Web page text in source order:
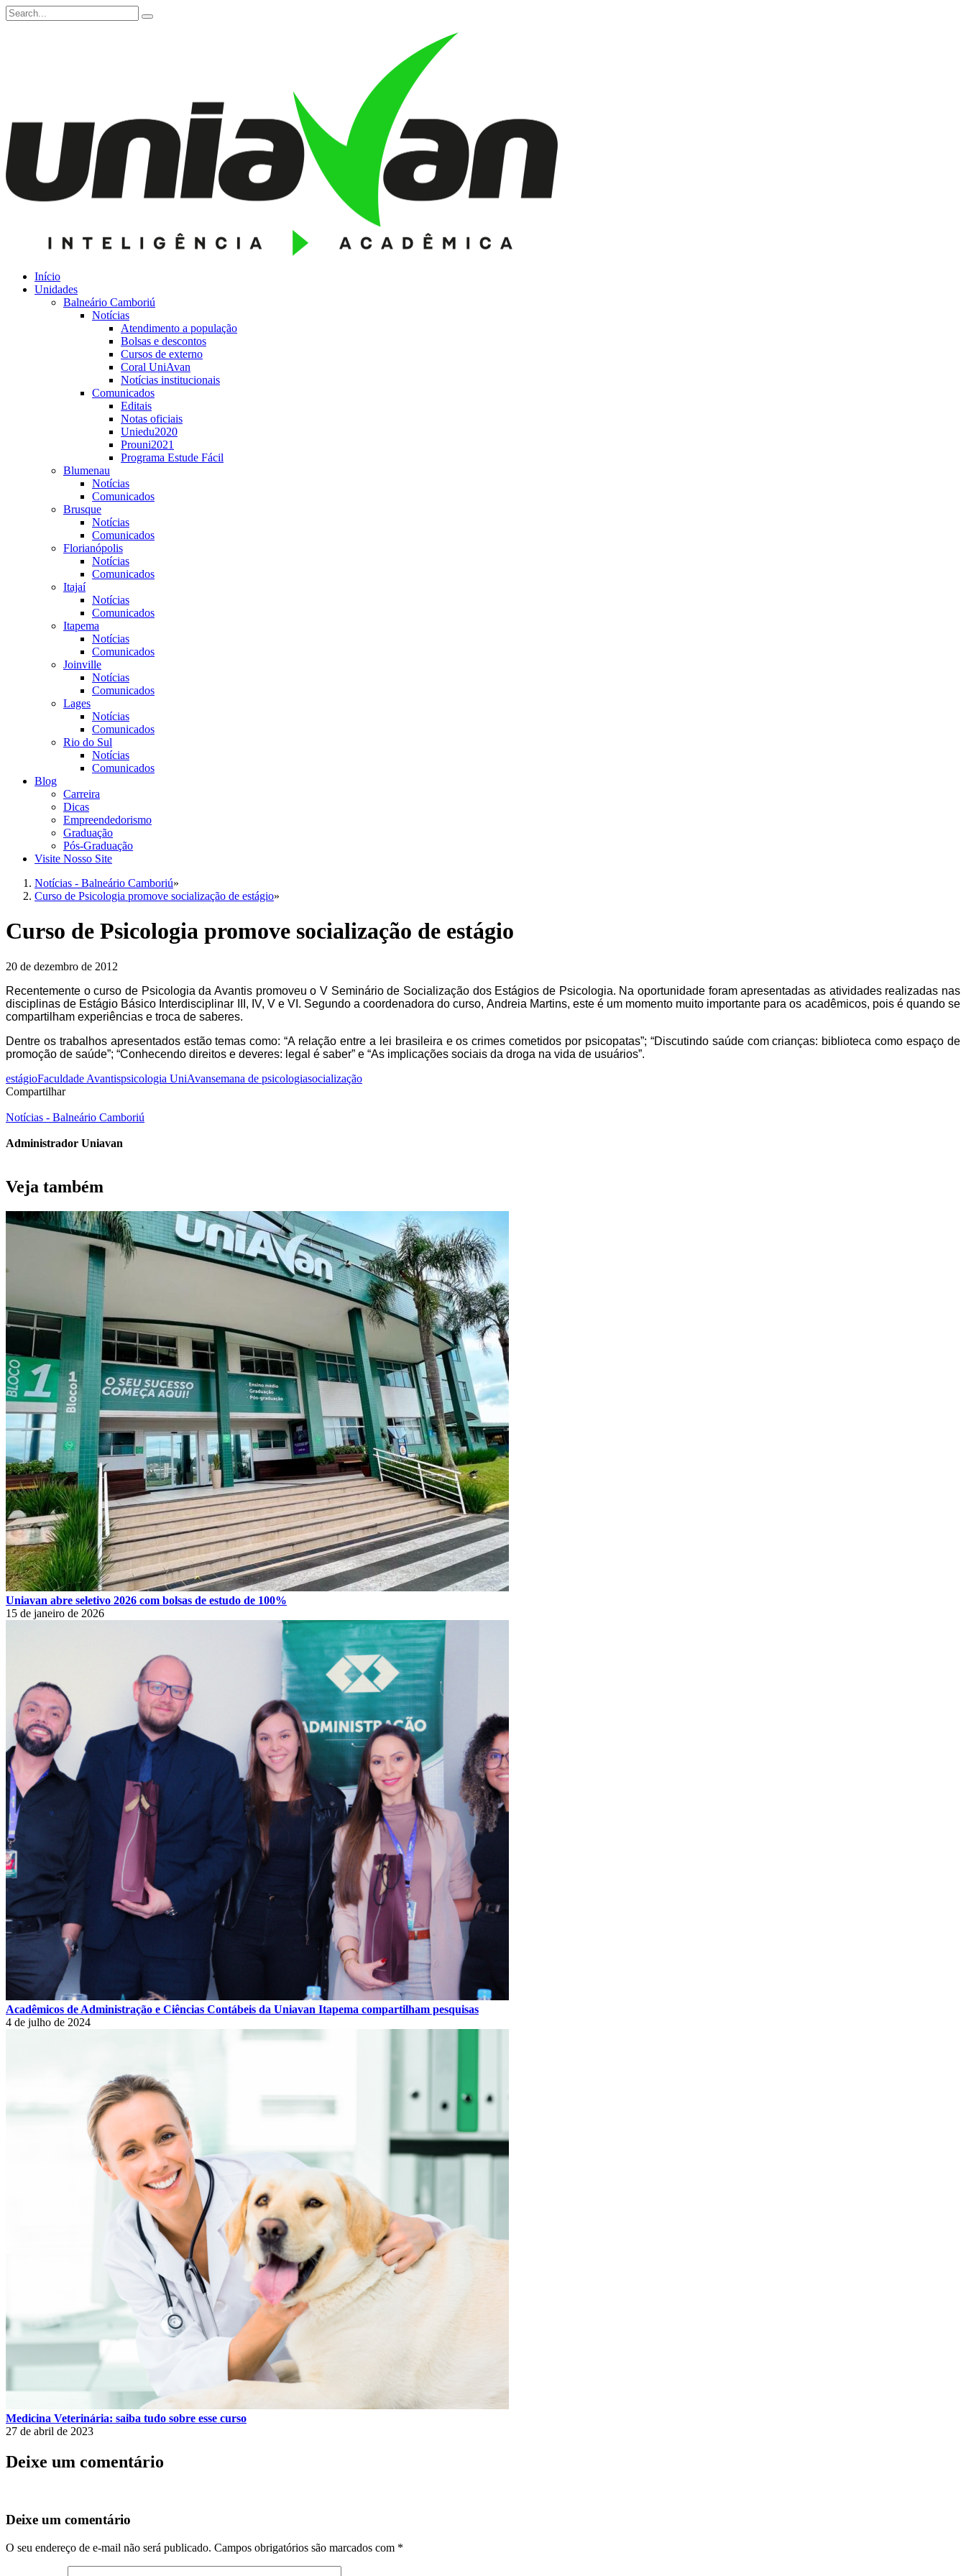
Início
Unidades
Balneário Camboriú
Notícias
Atendimento a população
Bolsas e descontos
Cursos de externo
Coral UniAvan
Notícias institucionais
Comunicados
Editais
Notas oficiais
Uniedu2020
Prouni2021
Programa Estude Fácil
Blumenau
Notícias
Comunicados
Brusque
Notícias
Comunicados
Florianópolis
Notícias
Comunicados
Itajaí
Notícias
Comunicados
Itapema
Notícias
Comunicados
Joinville
Notícias
Comunicados
Lages
Notícias
Comunicados
Rio do Sul
Notícias
Comunicados
Blog
Carreira
Dicas
Empreendedorismo
Graduação
Pós-Graduação
Visite Nosso Site
Notícias - Balneário Camboriú»
Curso de Psicologia promove socialização de estágio»
Curso de Psicologia promove socialização de estágio
20 de dezembro de 2012
Recentemente o curso de Psicologia da Avantis promoveu o V Seminário de Socialização dos Estágios de Psicologia. Na oportunidade foram apresentadas as atividades realizadas nas
disciplinas de Estágio Básico Interdisciplinar III, IV, V e VI. Segundo a coordenadora do curso, Andreia Martins, este é um momento muito importante para os acadêmicos, pois é quando se
compartilham experiências e troca de saberes.
Dentre os trabalhos apresentados estão temas como: “A relação entre a lei brasileira e os crimes cometidos por psicopatas”; “Discutindo saúde com crianças: biblioteca como espaço de
promoção de saúde”; “Conhecendo direitos e deveres: legal é saber” e “As implicações sociais da droga na vida de usuários”.
estágioFaculdade Avantispsicologia UniAvansemana de psicologiasocialização
Compartilhar
Notícias - Balneário Camboriú
Administrador Uniavan
Veja também
Uniavan abre seletivo 2026 com bolsas de estudo de 100%
15 de janeiro de 2026
Acadêmicos de Administração e Ciências Contábeis da Uniavan Itapema compartilham pesquisas
4 de julho de 2024
Medicina Veterinária: saiba tudo sobre esse curso
27 de abril de 2023
Deixe um comentário
Deixe um comentário
O seu endereço de e-mail não será publicado. Campos obrigatórios são marcados com *